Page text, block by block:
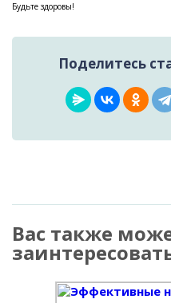
Будьте здоровы!
Поделитесь
Вас также